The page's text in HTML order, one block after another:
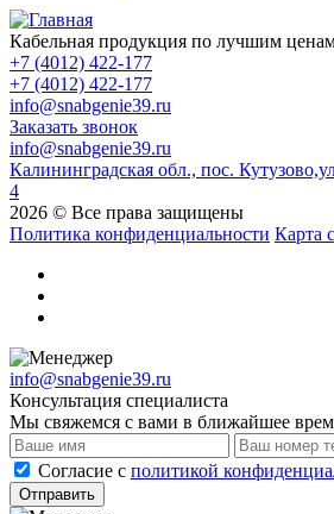
Кабельная продукция по лучшим
+7 (4012) 422-177
+7 (4012) 422-177
info@snabgenie39.ru
Заказать звонок
info@snabgenie39.ru
Калининградская обл., пос.
4
2026 © Все права защищены
Политика конфиденциальности Карта
info@snabgenie39.ru
Консультация специалиста
Мы свяжемся с вами в ближайшее
Cогласие с политикой
Отправить